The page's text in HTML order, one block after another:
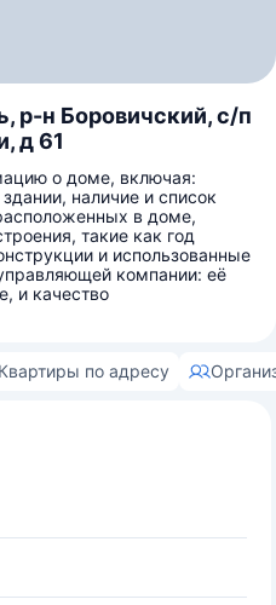
р-н Боровичский, с/п
д 61
о доме, включая:
наличие и список
в доме,
такие как год
и использованные
компании: её
и качество
Квартиры по адресу